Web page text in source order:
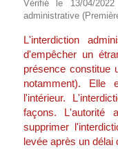
Vérifié le 13/04/
administrative
L'interdiction
d'empêcher un
présence constitue
notamment). Elle
l'intérieur.
façons. L'autorité
supprimer
levée après un délai